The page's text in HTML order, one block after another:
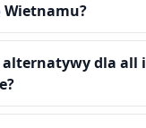
Wietnamu?
alternatywy dla all